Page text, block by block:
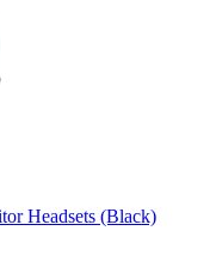
Headsets (Black)